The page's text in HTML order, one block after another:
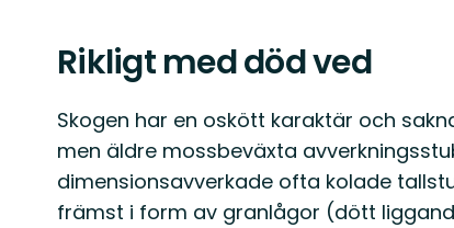
Rikligt med död ved
Skogen har en oskött karaktär och
men äldre mossbeväxta
dimensionsavverkade ofta kolade
främst i form av granlågor (dött